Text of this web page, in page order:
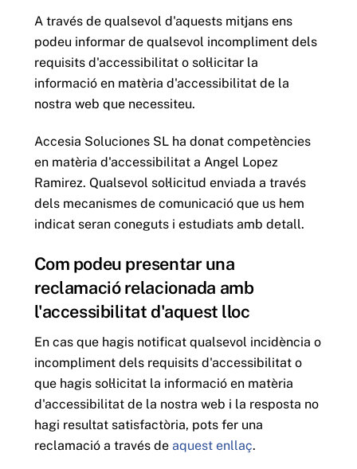
A través de qualsevol d'aquests mitjans ens
podeu informar de qualsevol incompliment dels
requisits d'accessibilitat o sol·licitar la
informació en matèria d'accessibilitat de la
nostra web que necessiteu.
Accesia Soluciones SL ha donat competències
en matèria d'accessibilitat a Angel Lopez
Ramirez. Qualsevol sol·licitud enviada a través
dels mecanismes de comunicació que us hem
indicat seran coneguts i estudiats amb detall.
Com podeu presentar una
reclamació relacionada amb
l'accessibilitat d'aquest lloc
En cas que hagis notificat qualsevol incidència o
incompliment dels requisits d'accessibilitat o
que hagis sol·licitat la informació en matèria
d'accessibilitat de la nostra web i la resposta no
hagi resultat satisfactòria, pots fer una
reclamació a través de aquest enllaç.